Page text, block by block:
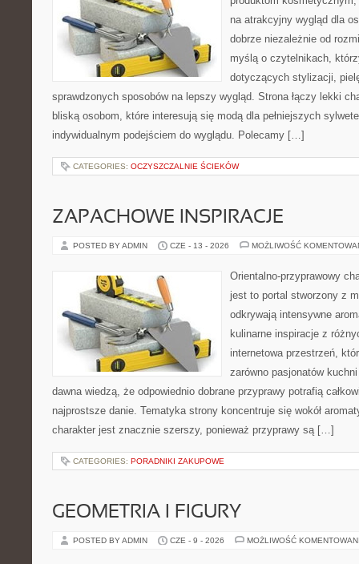
na atrakcyjny wygląd dla
dobrze niezależnie od
myślą o czytelnikach,
dotyczących stylizacji,
sprawdzonych sposobów na lepszy wygląd. Strona łączy lekki
bliską osobom, które interesują się modą dla pełniejszych
indywidualnym podejściem do wyglądu. Polecamy […]
CATEGORIES: OCZYSZCZALNIE ŚCIEKÓW
ZAPACHOWE INSPIRACJE
POSTED BY ADMIN CZE - 13 - 2026 MOŻLIWOŚĆ
Orientalno-przyprawowy
jest to portal stworzony z
odkrywają intensywne
kulinarne inspiracje z
internetowa przestrzeń,
zarówno pasjonatów
dawna wiedzą, że odpowiednio dobrane przyprawy potrafią
najprostsze danie. Tematyka strony koncentruje się wokół
charakter jest znacznie szerszy, ponieważ przyprawy są […]
CATEGORIES: PORADNIKI ZAKUPOWE
GEOMETRIA I FIGURY
POSTED BY ADMIN CZE - 9 - 2026 MOŻLIWOŚĆ